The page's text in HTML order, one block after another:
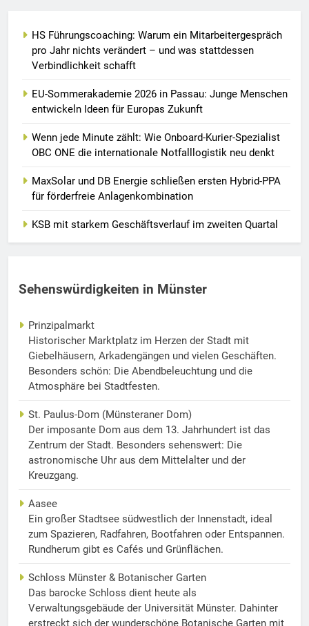
HS Führungscoaching: Warum ein Mitarbeitergespräch
pro Jahr nichts verändert – und was stattdessen
Verbindlichkeit schafft
EU-Sommerakademie 2026 in Passau: Junge Menschen
entwickeln Ideen für Europas Zukunft
Wenn jede Minute zählt: Wie Onboard-Kurier-Spezialist
OBC ONE die internationale Notfalllogistik neu denkt
MaxSolar und DB Energie schließen ersten Hybrid-PPA
für förderfreie Anlagenkombination
KSB mit starkem Geschäftsverlauf im zweiten Quartal
Sehenswürdigkeiten in Münster
Prinzipalmarkt
Historischer Marktplatz im Herzen der Stadt mit
Giebelhäusern, Arkadengängen und vielen Geschäften.
Besonders schön: Die Abendbeleuchtung und die
Atmosphäre bei Stadtfesten.
St. Paulus-Dom (Münsteraner Dom)
Der imposante Dom aus dem 13. Jahrhundert ist das
Zentrum der Stadt. Besonders sehenswert: Die
astronomische Uhr aus dem Mittelalter und der
Kreuzgang.
Aasee
Ein großer Stadtsee südwestlich der Innenstadt, ideal
zum Spazieren, Radfahren, Bootfahren oder Entspannen.
Rundherum gibt es Cafés und Grünflächen.
Schloss Münster & Botanischer Garten
Das barocke Schloss dient heute als
Verwaltungsgebäude der Universität Münster. Dahinter